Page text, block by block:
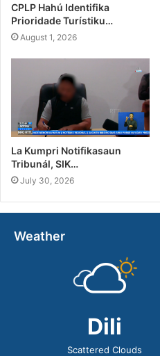
CPLP Hahú Identifika
Prioridade Turístiku…
August 1, 2026
La Kumpri Notifikasaun
Tribunál, SIK…
July 30, 2026
Weather
Dili
Scattered Clouds